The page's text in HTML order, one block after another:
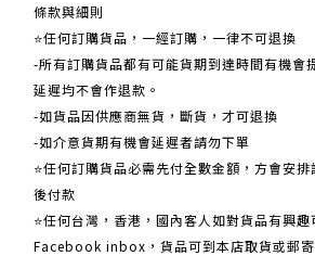
條款與細則
⭐任何訂購貨品，一經訂購，一律不可退換
-所有訂購貨品都有可能貨期到達時間有機會
延遲均不會作退款。
-如貨品因供應商無貨，斷貨，才可退換
-如介意貨期有機會延遲者請勿下單
⭐任何訂購貨品必需先付全數金額，方會安
後付款
⭐任何台灣，香港，國內客人如對貨品有興
Facebook inbox，貨品可到本店取貨或郵